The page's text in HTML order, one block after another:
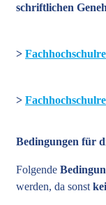
schriftlichen
>
>
Bedingungen für
Folgende
werden, da sonst